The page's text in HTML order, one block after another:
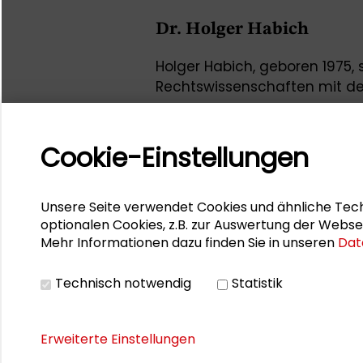
Dr. Holger Habich
Holger Habich, geboren
Rechtswissenschaften mit
promovierte im Jahr 2007.
des Förderkreises Kunst und
des Verkehrsvereins
Seit 2017 ist er
Zuletzt begleitete Holger
vom 3. bis 6. August 2023 im
Cookie-Einstellungen
Unsere Seite verwendet Cookies und ähnliche
optionalen Cookies, z.B. zur Auswertung der
Mehr Informationen dazu finden Sie in unseren
Technisch notwendig Statistik
Erweiterte Einstellungen